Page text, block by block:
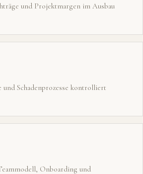
und Projektmargen im Ausbau
Schadenprozesse kontrolliert
Onboarding und